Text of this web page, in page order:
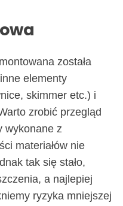
została
elementy
skimmer etc.) i
zrobić przegląd
wykonane z
materiałów nie
tak się stało,
a najlepiej
ryzyka mniejszej